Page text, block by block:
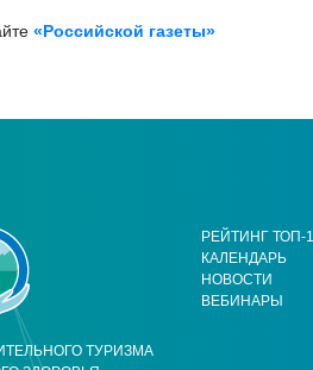
«Российской газеты»
ТУРИЗМА
РЕЙТИНГ ТОП-
КАЛЕНДАРЬ
НОВОСТИ
ВЕБИНАРЫ